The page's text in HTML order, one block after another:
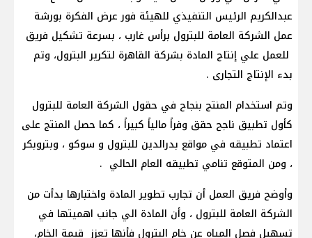
عبدالكريم الرئيس التنفيذي للهيئة فور عرض الفكرة بورشة
عمل الشركة العامة للبترول برأس غارب ، بسرعة تشكيل فريق
للعمل علي إنتاج المادة بشركة القاهرة لتكرير البترول، وتم
بدء الإنتاج التجارى .
وتم استخدام المنتج بنجاح في حقول الشركة العامة للبترول
كأول تطبيق ناجح حقق وفراً مالياً كبيراً ، كما حصل المنتج على
اعتماد تطبيقه في مواقع بدرالدين للبترول و سوكو ، وبتروبكر
، ومن المتوقع تنامي تطبيقه العام الحالي .
وأوضح فريق العمل أن تجارب تطوير المادة واختبارها بدأت من
الشركة العامة للبترول ، وأن المادة الي جانب اهميتها في
تسهيل فصل المياه عن خام البترول فأنها تعزز قيمة الخام،